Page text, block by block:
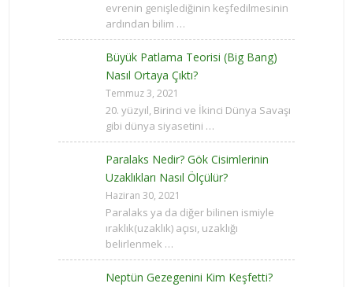
evrenin genişlediğinin keşfedilmesinin
ardından bilim …
Büyük Patlama Teorisi (Big Bang)
Nasıl Ortaya Çıktı?
Temmuz 3, 2021
20. yüzyıl, Birinci ve İkinci Dünya Savaşı
gibi dünya siyasetini …
Paralaks Nedir? Gök Cisimlerinin
Uzaklıkları Nasıl Ölçülür?
Haziran 30, 2021
Paralaks ya da diğer bilinen ismiyle
ıraklık(uzaklık) açısı, uzaklığı
belirlenmek …
Neptün Gezegenini Kim Keşfetti?